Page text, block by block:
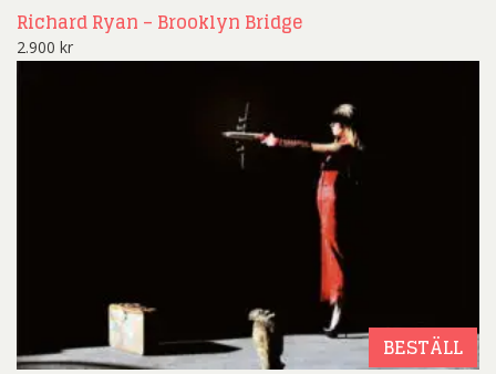
Richard Ryan – Brooklyn Bridge
2.900 kr
BESTÄLL